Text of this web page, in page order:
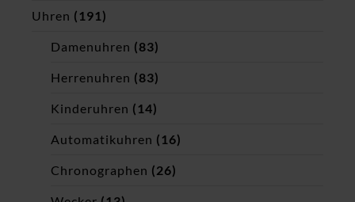
Uhren (191)
Damenuhren (83)
Herrenuhren (83)
Kinderuhren (14)
Automatikuhren (16)
Chronographen (26)